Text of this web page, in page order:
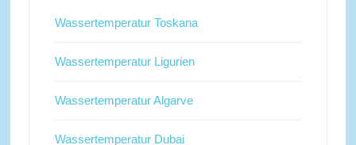
Wassertemperatur Toskana
Wassertemperatur Ligurien
Wassertemperatur Algarve
Wassertemperatur Dubai